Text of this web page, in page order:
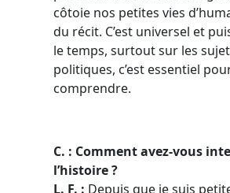
côtoie nos petites vies
du récit. C’est universel et
le temps, surtout sur les
politiques, c’est essentiel
comprendre.
C. : Comment avez-vous
l’histoire ?
L. F. : Depuis que je suis